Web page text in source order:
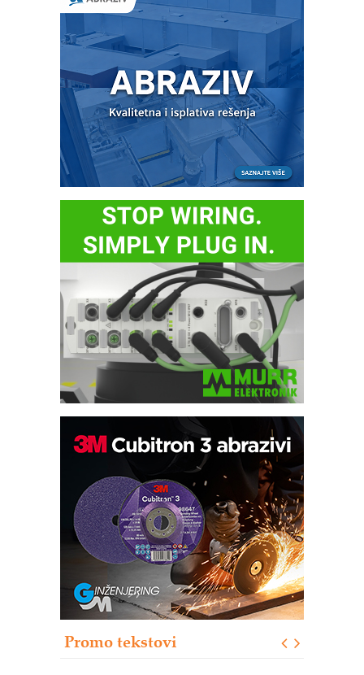
Promo tekstovi
Automatizacija pakovanja · Display
(Shelf-Ready) omotnice
Potpuna efikasnost bez složenih
sistema
Trajna oznaka kao dugoročna korist
Bezbednost na prvom mestu!
IB BLUMENAUER - više od 40 godina
poverenja u industriji
Art Utopia Studio – vizuelne priče